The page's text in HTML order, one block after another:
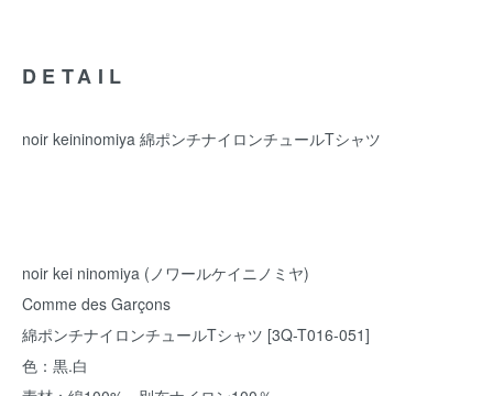
DETAIL
noir keininomiya 綿ポンチナイロンチュールTシャツ
noir kei ninomiya (ノワールケイニノミヤ)
Comme des Garçons
綿ポンチナイロンチュールTシャツ [3Q-T016-051]
色：黒.白